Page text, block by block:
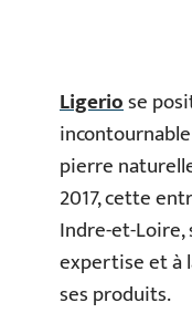
Ligeriose
pierre
2017, cette
Indre-et-Loire,
expertise et à
ses produits.